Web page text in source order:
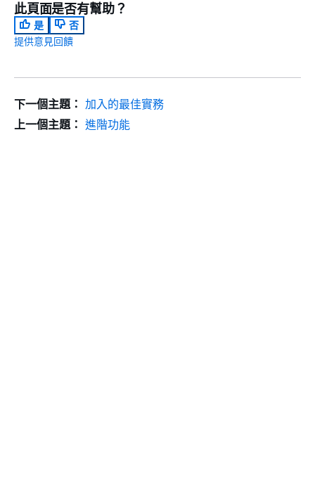
此頁面是否有幫助？
是
否
提供意見回饋
下一個主題： 加入的最佳實務
上一個主題： 進階功能